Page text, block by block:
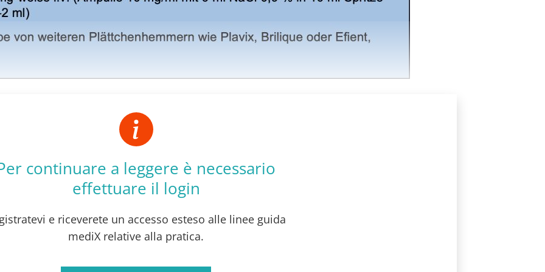
continuare a leggere è necessario
effettuare il login
e riceverete un accesso esteso alle linee guida
mediX relative alla pratica.